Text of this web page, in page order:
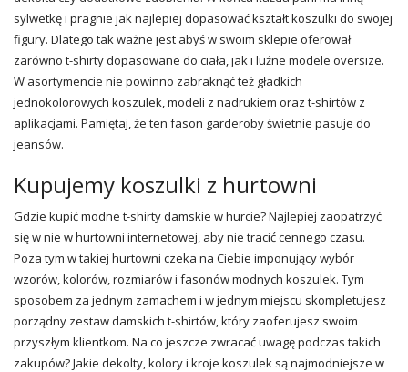
sylwetkę i pragnie jak najlepiej dopasować kształt koszulki do swojej
figury. Dlatego tak ważne jest abyś w swoim sklepie oferował
zarówno t-shirty dopasowane do ciała, jak i luźne modele oversize.
W asortymencie nie powinno zabraknąć też gładkich
jednokolorowych koszulek, modeli z nadrukiem oraz t-shirtów z
aplikacjami. Pamiętaj, że ten fason garderoby świetnie pasuje do
jeansów.
Kupujemy koszulki z hurtowni
Gdzie kupić modne t-shirty damskie w hurcie? Najlepiej zaopatrzyć
się w nie w hurtowni internetowej, aby nie tracić cennego czasu.
Poza tym w takiej hurtowni czeka na Ciebie imponujący wybór
wzorów, kolorów, rozmiarów i fasonów modnych koszulek. Tym
sposobem za jednym zamachem i w jednym miejscu skompletujesz
porządny zestaw damskich t-shirtów, który zaoferujesz swoim
przyszłym klientkom. Na co jeszcze zwracać uwagę podczas takich
zakupów? Jakie dekolty, kolory i kroje koszulek są najmodniejsze w